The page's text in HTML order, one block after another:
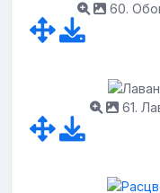
60.
61.